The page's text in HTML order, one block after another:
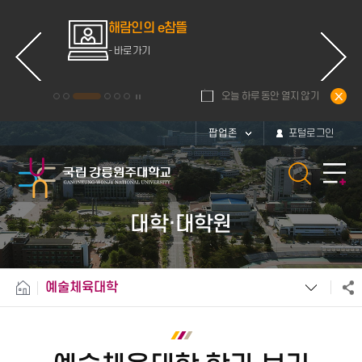
해람인의 e참뜰
- 바로가기
오늘 하루 동안 열지 않기
팝업존 포털로그인
대학·대학원
예술체육대학